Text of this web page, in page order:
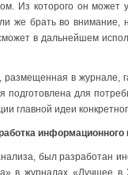
Из которого он может
же брать во
в дальнейшем
в журнале,
для
главной идеи
информационного
был разработан
в журналах «Лучшее